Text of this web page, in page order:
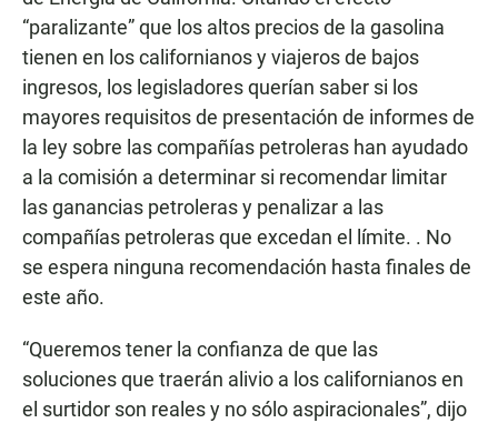
“paralizante” que los altos precios de la gasolina
tienen en los californianos y viajeros de bajos
ingresos, los legisladores querían saber si los
mayores requisitos de presentación de informes de
la ley sobre las compañías petroleras han ayudado
a la comisión a determinar si recomendar limitar
las ganancias petroleras y penalizar a las
compañías petroleras que excedan el límite. . No
se espera ninguna recomendación hasta finales de
este año.
“Queremos tener la confianza de que las
soluciones que traerán alivio a los californianos en
el surtidor son reales y no sólo aspiracionales”, dijo